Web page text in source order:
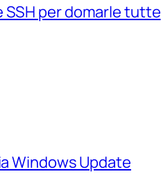
SSH per domarle tutte
Windows Update